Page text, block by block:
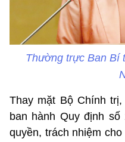
Thường trực Ban Bí
Thay mặt Bộ Chính
ban hành Quy định
quyền, trách nhiệm